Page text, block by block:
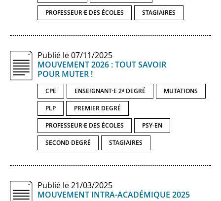
PROFESSEUR·E DES ÉCOLES STAGIAIRES
Publié le 07/11/2025
MOUVEMENT 2026 : TOUT SAVOIR
POUR MUTER !
CPE ENSEIGNANT·E 2ᵈ DEGRÉ MUTATIONS
PLP PREMIER DEGRÉ
PROFESSEUR·E DES ÉCOLES PSY-EN
SECOND DEGRÉ STAGIAIRES
Publié le 21/03/2025
MOUVEMENT INTRA-​ACADÉMIQUE 2025